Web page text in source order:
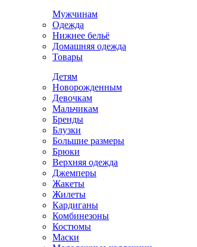
Мужчинам
Одежда
Нижнее бельё
Домашняя одежда
Товары
Детям
Новорожденным
Девочкам
Мальчикам
Бренды
Блузки
Большие размеры
Брюки
Верхняя одежда
Джемперы
Жакеты
Жилеты
Кардиганы
Комбинезоны
Костюмы
Маски